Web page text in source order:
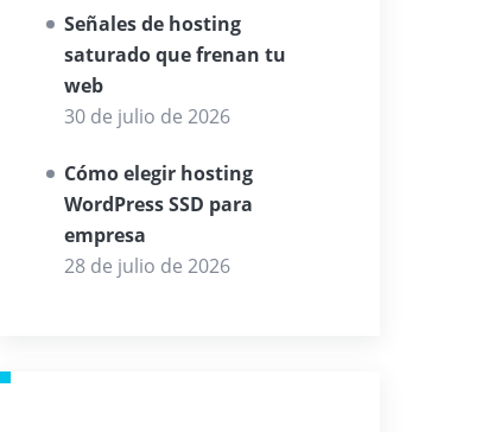
Señales de hosting
saturado que frenan tu
web
30 de julio de 2026
Cómo elegir hosting
WordPress SSD para
empresa
28 de julio de 2026